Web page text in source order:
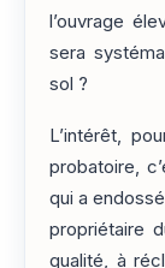
l’ouvrage
sera
sol ?
L’intérêt,
probatoire,
qui a
propriétaire
qualité, à